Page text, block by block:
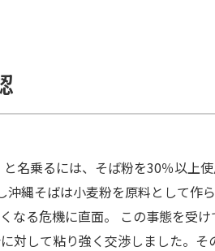
名乗るには、そば粉を30％以上
縄そばは小麦粉を原料として作
なる危機に直面。 この事態を受
対して粘り強く交渉しました。そ